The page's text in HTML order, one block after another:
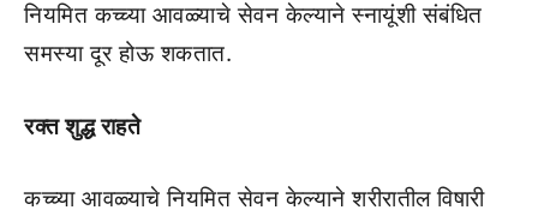
नियमित कच्च्या आवळ्याचे सेवन केल्याने स्नायूंशी संबंधित
समस्या दूर होऊ शकतात.
रक्त शुद्ध राहते
कच्च्या आवळ्याचे नियमित सेवन केल्याने शरीरातील विषारी